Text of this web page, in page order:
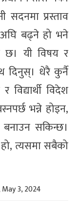
सदनमा प्रस्ताव
बढ्ने हो भने
छ। यी विषय र
दिनुस्। धेरै कुर्नै
विद्यार्थी विदेश
भन्ने होइन,
सकिन्छ।
त्यसमा सबैको
3, 2024